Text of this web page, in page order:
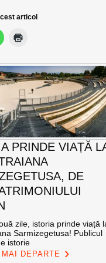
articol
PRINDE VIAȚĂ
DE
zile, istoria prinde viață
Sarmizegetusa! Publicul
istorie
DEPARTE